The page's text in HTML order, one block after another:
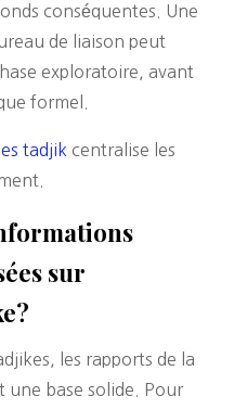
conséquentes. Une
de liaison peut
exploratoire, avant
formel.
tadjik centralise les
sur
les rapports de la
une base solide. Pour